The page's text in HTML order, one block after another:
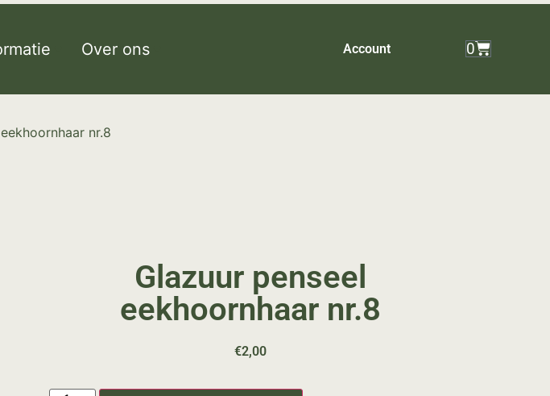
Over ons Account 0
nr.8
Glazuur penseel
eekhoornhaar nr.8
€2,00